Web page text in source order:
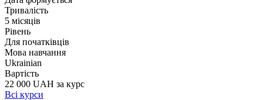
Тривалість
5 місяців
Рівень
Для початківців
Мова навчання
Ukrainian
Вартість
22 000 UAH за курс
Всі курси